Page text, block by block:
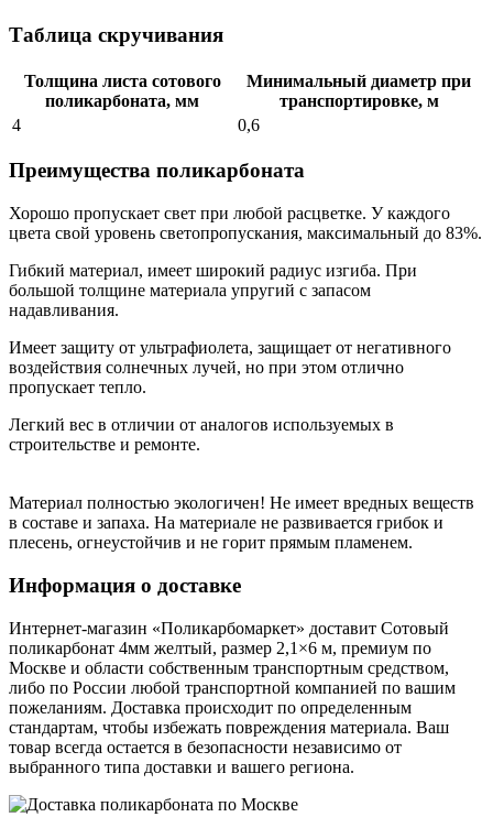
Таблица скручивания
Толщина листа сотового
поликарбоната, мм
Минимальный диаметр при
транспортировке, м
4
0,6
Преимущества поликарбоната
Хорошо пропускает свет при любой расцветке. У каждого
цвета свой уровень светопропускания, максимальный до 83%.
Гибкий материал, имеет широкий радиус изгиба. При
большой толщине материала упругий с запасом
надавливания.
Имеет защиту от ультрафиолета, защищает от негативного
воздействия солнечных лучей, но при этом отлично
пропускает тепло.
Легкий вес в отличии от аналогов используемых в
строительстве и ремонте.
Материал полностью экологичен! Не имеет вредных веществ
в составе и запаха. На материале не развивается грибок и
плесень, огнеустойчив и не горит прямым пламенем.
Информация о доставке
Интернет-магазин «Поликарбомаркет» доставит Сотовый
поликарбонат 4мм желтый, размер 2,1×6 м, премиум по
Москве и области собственным транспортным средством,
либо по России любой транспортной компанией по вашим
пожеланиям. Доставка происходит по определенным
стандартам, чтобы избежать повреждения материала. Ваш
товар всегда остается в безопасности независимо от
выбранного типа доставки и вашего региона.